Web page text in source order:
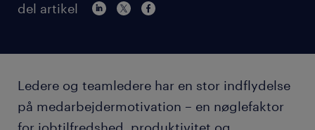
del artikel
Ledere og teamledere har en stor indflydelse
på medarbejdermotivation – en nøglefaktor